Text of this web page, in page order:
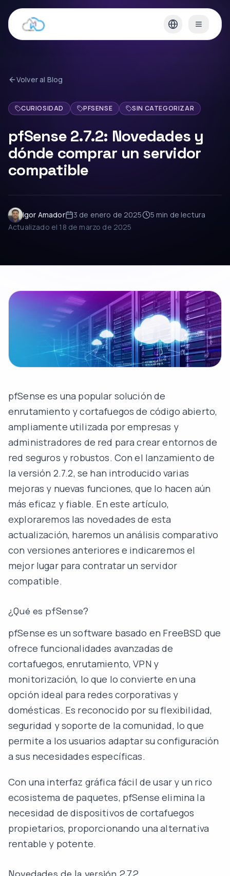
Volver al Blog
CURIOSIDAD PFSENSE SIN CATEGORIZAR
pfSense 2.7.2: Novedades y
dónde comprar un servidor
compatible
Igor Amador 3 de enero de 2025 5 min de lectura
Actualizado el 18 de marzo de 2025
pfSense es una popular solución de
enrutamiento y cortafuegos de código abierto,
ampliamente utilizada por empresas y
administradores de red para crear entornos de
red seguros y robustos. Con el lanzamiento de
la versión 2.7.2, se han introducido varias
mejoras y nuevas funciones, que lo hacen aún
más eficaz y fiable. En este artículo,
exploraremos las novedades de esta
actualización, haremos un análisis comparativo
con versiones anteriores e indicaremos el
mejor lugar para contratar un servidor
compatible.
¿Qué es pfSense?
pfSense es un software basado en FreeBSD que
ofrece funcionalidades avanzadas de
cortafuegos, enrutamiento, VPN y
monitorización, lo que lo convierte en una
opción ideal para redes corporativas y
domésticas. Es reconocido por su flexibilidad,
seguridad y soporte de la comunidad, lo que
permite a los usuarios adaptar su configuración
a sus necesidades específicas.
Con una interfaz gráfica fácil de usar y un rico
ecosistema de paquetes, pfSense elimina la
necesidad de dispositivos de cortafuegos
propietarios, proporcionando una alternativa
rentable y potente.